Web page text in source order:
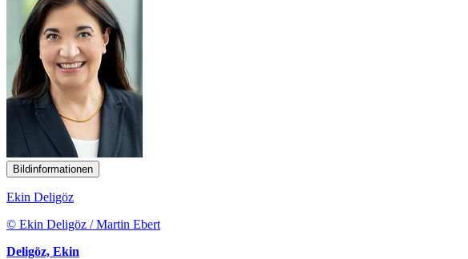
Bildinformationen
Ekin Deligöz
© Ekin Deligöz / Martin Ebert
Deligöz, Ekin